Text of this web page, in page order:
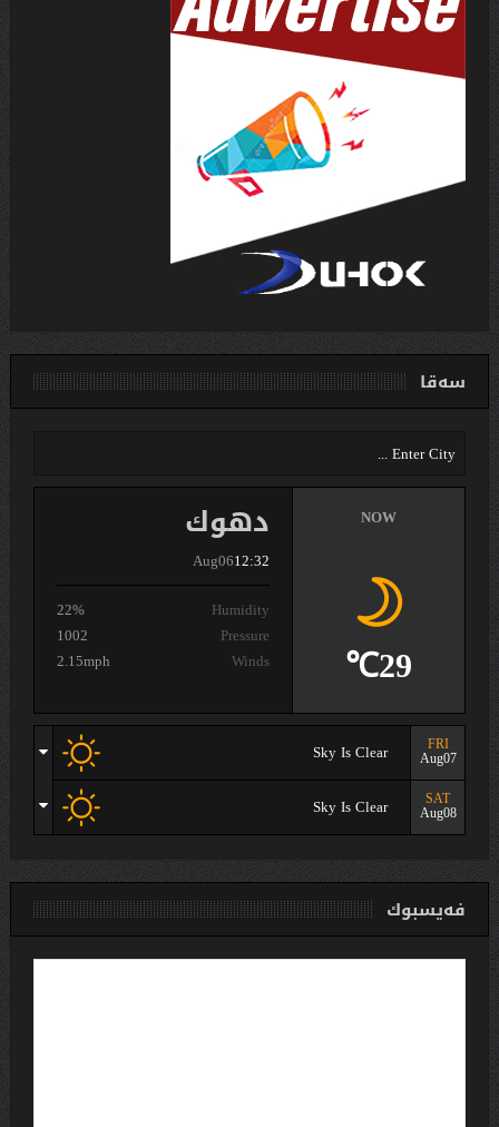
سەقا
دهوك
Aug0612:32
Humidity
22%
Pressure
1002
Winds
2.15mph
NOW
29℃
FRI
Aug07
Sky Is Clear
SAT
Aug08
Sky Is Clear
فەیسبوك